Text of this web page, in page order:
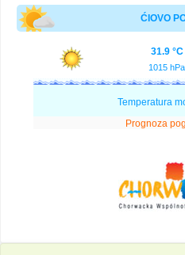
ĆIOVO
31.9 °C
1015 hPa
Temperatura
Prognoza